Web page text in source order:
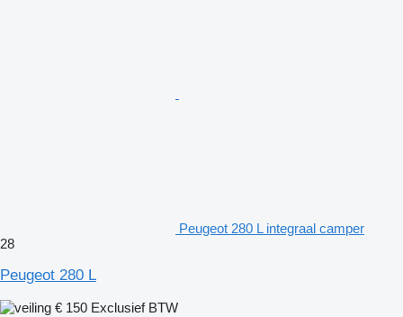
Peugeot 280 L integraal camper
28
Peugeot 280 L
€ 150 Exclusief BTW